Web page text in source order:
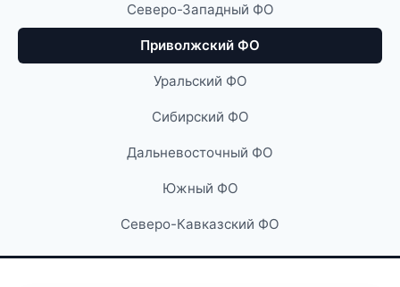
Северо-Западный ФО
Приволжский ФО
Уральский ФО
Сибирский ФО
Дальневосточный ФО
Южный ФО
Северо-Кавказский ФО